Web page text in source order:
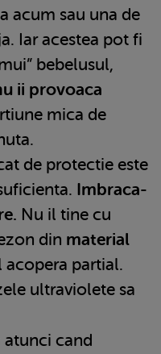
acum sau una de
Iar acestea pot fi
bebelusul,
ii provoaca
mica de
de protectie este
Imbraca-
Nu il tine cu
din material
partial.
ultraviolete sa
atunci cand